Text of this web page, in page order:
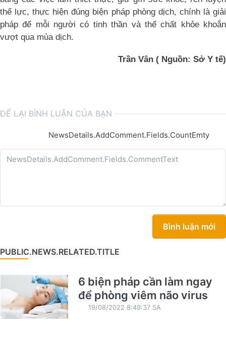
thể lực, thực hiện đúng biện pháp phòng dịch, chính là giải
pháp để mỗi người có tinh thần và thể chất khỏe khoắn
vượt qua mùa dịch.
Trần Vân ( Nguồn: Sở Y tế)
ĐỂ LẠI BÌNH LUẬN CỦA BẠN
NewsDetails.AddComment.Fields.CountEmty
Bình luận mới
PUBLIC.NEWS.RELATED.TITLE
6 biện pháp cần làm ngay
để phòng viêm não virus
19/08/2022 8:49:37 SA